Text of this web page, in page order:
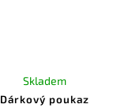
Dárkový poukaz
Skladem